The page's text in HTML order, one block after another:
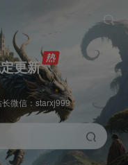
更新
微信：starxj999